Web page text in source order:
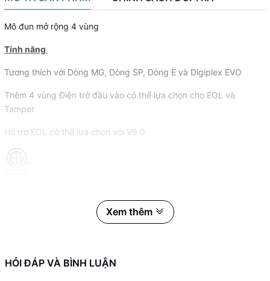
Mô đun mở rộng 4 vùng
Tính năng
Tương thích với Dòng MG, Dòng SP, Dòng E và Digiplex EVO
Thêm 4 vùng Điện trở đầu vào có thể lựa chọn cho EOL và
Tamper
Hỗ trợ EOL có thể lựa chọn với V6.0
Xem thêm
HỎI ĐÁP VÀ BÌNH LUẬN